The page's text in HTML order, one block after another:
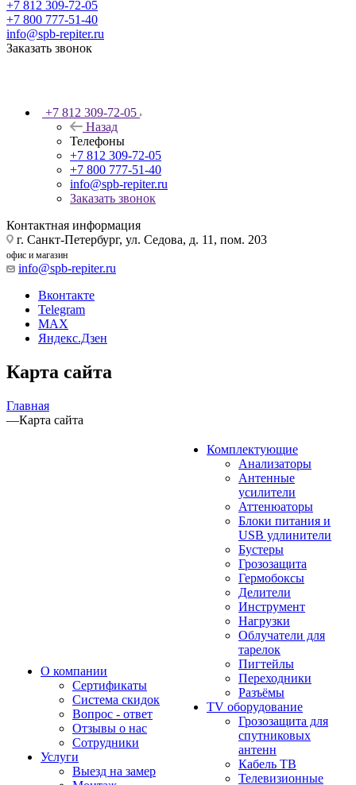
+7 812 309-72-05
+7 800 777-51-40
info@spb-repiter.ru
Заказать звонок
+7 812 309-72-05
Назад
Телефоны
+7 812 309-72-05
+7 800 777-51-40
info@spb-repiter.ru
Заказать звонок
Контактная информация
г. Санкт-Петербург, ул. Седова, д. 11, пом. 203
офис и магазин
info@spb-repiter.ru
Вконтакте
Telegram
MAX
Яндекс.Дзен
Карта сайта
Главная
—Карта сайта
О компании
Сертификаты
Система скидок
Вопрос - ответ
Отзывы о нас
Сотрудники
Услуги
Выезд на замер
Комплектующие
Анализаторы
Антенные
усилители
Аттенюаторы
Блоки питания и
USB удлинители
Бустеры
Грозозащита
Гермобоксы
Делители
Инструмент
Нагрузки
Облучатели для
тарелок
Пигтейлы
Переходники
Разъёмы
TV оборудование
Грозозащита для
спутниковых
антенн
Кабель ТВ
Телевизионные